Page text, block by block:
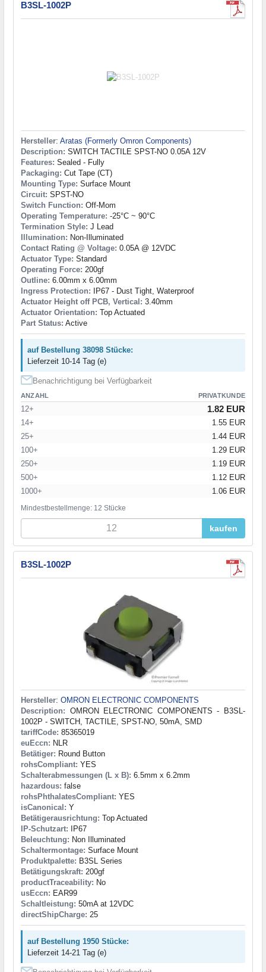
B3SL-1002P
Hersteller: Aratas (Formerly Omron Components)
Description: SWITCH TACTILE SPST-NO 0.05A 12V
Features: Sealed - Fully
Packaging: Cut Tape (CT)
Mounting Type: Surface Mount
Circuit: SPST-NO
Switch Function: Off-Mom
Operating Temperature: -25°C ~ 90°C
Termination Style: J Lead
Illumination: Non-Illuminated
Contact Rating @ Voltage: 0.05A @ 12VDC
Actuator Type: Standard
Operating Force: 200gf
Outline: 6.00mm x 6.00mm
Ingress Protection: IP67 - Dust Tight, Waterproof
Actuator Height off PCB, Vertical: 3.40mm
Actuator Orientation: Top Actuated
Part Status: Active
auf Bestellung 38098 Stücke:
Lieferzeit 10-14 Tag (e)
Benachrichtigung bei Verfügbarkeit
ANZAHL PRIVATKUNDE
12+ 1.82 EUR
14+
1.55 EUR
25+
1.44 EUR
100+
1.29 EUR
250+
1.19 EUR
500+
1.12 EUR
1000+
1.06 EUR
Mindestbestellmenge: 12 Stücke
kaufen
B3SL-1002P
Hersteller: OMRON ELECTRONIC COMPONENTS
Description: OMRON ELECTRONIC COMPONENTS - B3SL-
1002P - SWITCH, TACTILE, SPST-NO, 50mA, SMD
tariffCode: 85365019
euEccn: NLR
Betätiger: Round Button
rohsCompliant: YES
Schalterabmessungen (L x B): 6.5mm x 6.2mm
hazardous: false
rohsPhthalatesCompliant: YES
isCanonical: Y
Betätigerausrichtung: Top Actuated
IP-Schutzart: IP67
Beleuchtung: Non Illuminated
Schaltermontage: Surface Mount
Produktpalette: B3SL Series
Betätigungskraft: 200gf
productTraceability: No
usEccn: EAR99
Schaltleistung: 50mA at 12VDC
directShipCharge: 25
auf Bestellung 1950 Stücke:
Lieferzeit 14-21 Tag (e)